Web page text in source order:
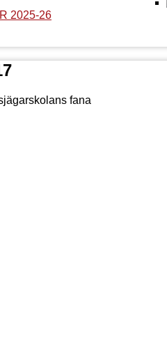
2025-26